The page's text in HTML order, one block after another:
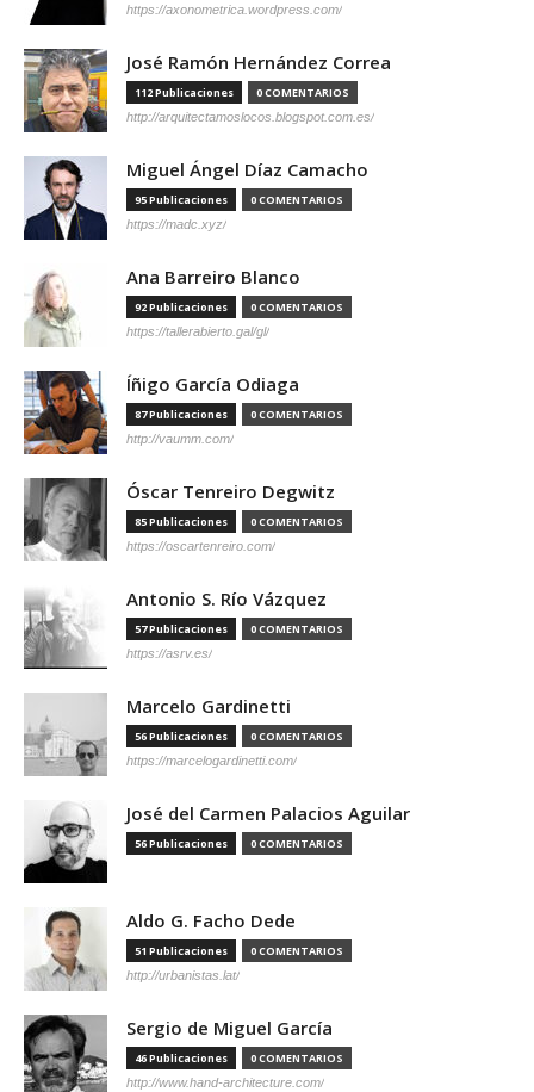
https://axonometrica.wordpress.com/
José Ramón Hernández Correa
112 Publicaciones 0 COMENTARIOS
http://arquitectamoslocos.blogspot.com.es/
Miguel Ángel Díaz Camacho
95 Publicaciones 0 COMENTARIOS
https://madc.xyz/
Ana Barreiro Blanco
92 Publicaciones 0 COMENTARIOS
https://tallerabierto.gal/gl/
Íñigo García Odiaga
87 Publicaciones 0 COMENTARIOS
http://vaumm.com/
Óscar Tenreiro Degwitz
85 Publicaciones 0 COMENTARIOS
https://oscartenreiro.com/
Antonio S. Río Vázquez
57 Publicaciones 0 COMENTARIOS
https://asrv.es/
Marcelo Gardinetti
56 Publicaciones 0 COMENTARIOS
https://marcelogardinetti.com/
José del Carmen Palacios Aguilar
56 Publicaciones 0 COMENTARIOS
Aldo G. Facho Dede
51 Publicaciones 0 COMENTARIOS
http://urbanistas.lat/
Sergio de Miguel García
46 Publicaciones 0 COMENTARIOS
http://www.hand-architecture.com/